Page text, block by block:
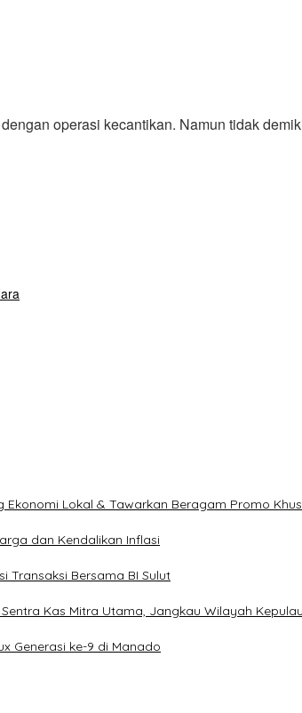
operasi kecantikan. Namun tidak
Ekonomi Lokal & Tawarkan Beragam Promo
dan Kendalikan Inflasi
Transaksi Bersama BI Sulut
Kas Mitra Utama, Jangkau Wilayah
Generasi ke-9 di Manado